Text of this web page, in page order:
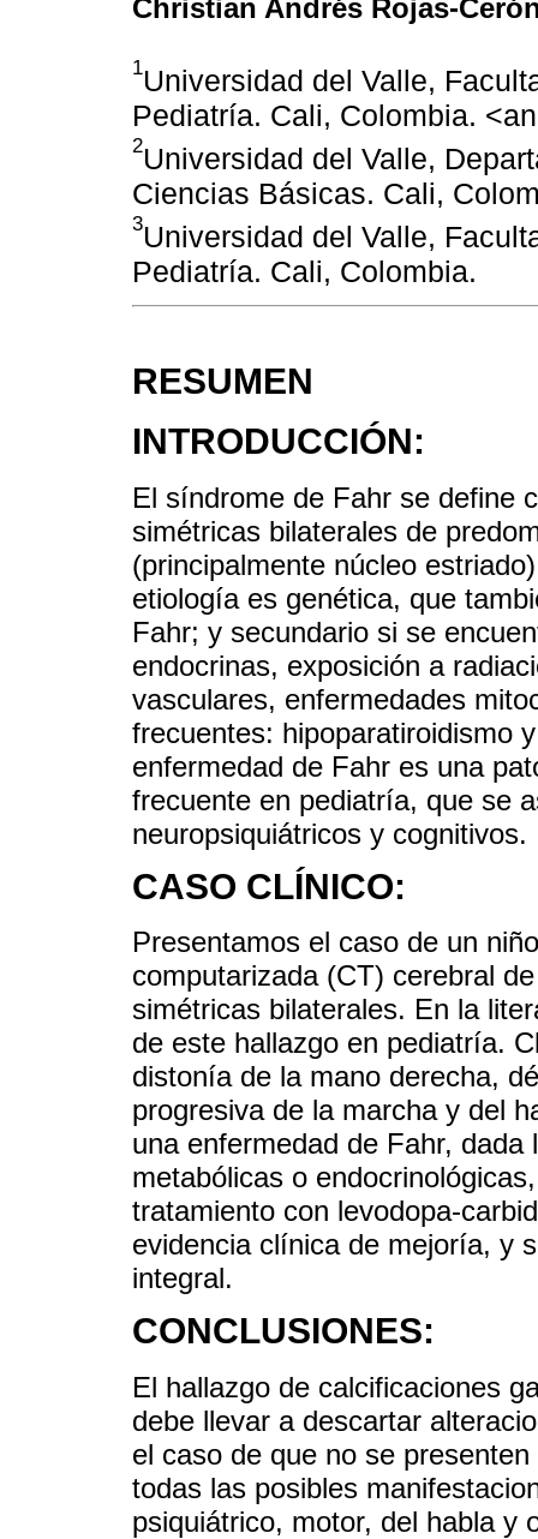
Christian Andrés Rojas-
1Universidad del Valle,
Pediatría. Cali, Colombia.
2Universidad del Valle,
Ciencias Básicas. Cali,
3Universidad del Valle,
Pediatría. Cali, Colombia.
RESUMEN
INTRODUCCIÓN:
El síndrome de Fahr se define
simétricas bilaterales de
(principalmente núcleo
etiología es genética, que
Fahr; y secundario si se
endocrinas, exposición a
vasculares, enfermedades
frecuentes: hipoparatiroidismo
enfermedad de Fahr es una
frecuente en pediatría, que se
neuropsiquiátricos y cognitivos.
CASO CLÍNICO:
Presentamos el caso de un
computarizada (CT) cerebral
simétricas bilaterales. En la
de este hallazgo en pediatría.
distonía de la mano derecha,
progresiva de la marcha y del
una enfermedad de Fahr,
metabólicas o
tratamiento con levodopa-
evidencia clínica de mejoría, y
integral.
CONCLUSIONES:
El hallazgo de calcificaciones
debe llevar a descartar
el caso de que no se
todas las posibles
psiquiátrico, motor, del habla y